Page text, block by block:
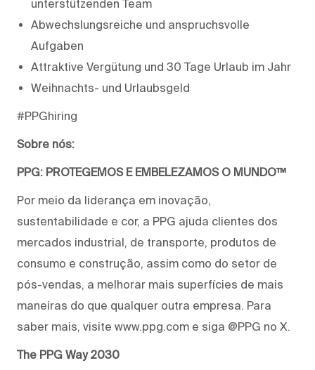
unterstützenden Team
Abwechslungsreiche und anspruchsvolle
Aufgaben
Attraktive Vergütung und 30 Tage Urlaub im Jahr
Weihnachts- und Urlaubsgeld
#PPGhiring
Sobre nós:
PPG: PROTEGEMOS E EMBELEZAMOS O MUNDO™
Por meio da liderança em inovação,
sustentabilidade e cor, a PPG ajuda clientes dos
mercados industrial, de transporte, produtos de
consumo e construção, assim como do setor de
pós-vendas, a melhorar mais superfícies de mais
maneiras do que qualquer outra empresa. Para
saber mais, visite www.ppg.com e siga @PPG no X.
The PPG Way 2030